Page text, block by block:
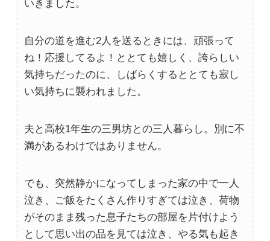
いきました。
自分の道を進む2人を送るときには、頑張って
ね！応援してるよ！ととても嬉しく、誇らしい
気持ちだったのに、しばらくするととても寂し
い気持ちに襲われました。
夫と高校1年生の三男坊との三人暮らし。別に不
満があるわけではありません。
でも、突然静かになってしまった家の中で一人
泣き、ご飯をたくさん作りすぎては泣き、荷物
がそのまま残った息子たちの部屋を片付けよう
として思い出の品を見ては泣き、やる気も起き